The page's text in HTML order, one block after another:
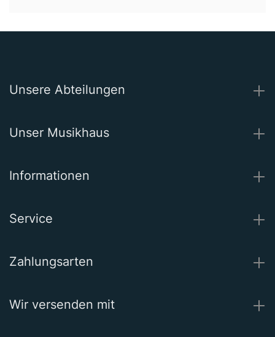
Unsere Abteilungen
Unser Musikhaus
Informationen
Service
Zahlungsarten
Wir versenden mit